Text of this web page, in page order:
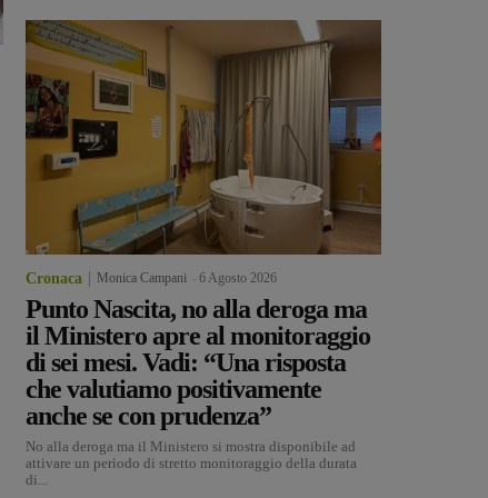
Cronaca Monica Campani 6 Agosto 2026
Punto Nascita, no alla deroga ma
il Ministero apre al monitoraggio
di sei mesi. Vadi: “Una risposta
che valutiamo positivamente
anche se con prudenza”
No alla deroga ma il Ministero si mostra disponibile ad
attivare un periodo di stretto monitoraggio della durata
di...